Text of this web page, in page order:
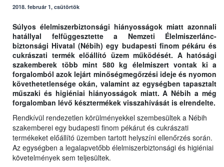
2018. február 1, csütörtök
Súlyos élelmiszerbiztonsági hiányosságok miatt azonnali
hatállyal felfüggesztette a Nemzeti Élelmiszerlánc-
biztonsági Hivatal (Nébih) egy budapesti finom pékáru és
cukrászati termék előállító üzem működését. A hatósági
szakemberek több mint 580 kg élelmiszert vontak ki a
forgalomból azok lejárt minőségmegőrzési ideje és nyomon
követhetetlensége okán, valamint az egységben tapasztalt
műszaki és higiéniai hiányosságok miatt. A Nébih a még
forgalomban lévő késztermékek visszahívását is elrendelte.
Rendkívül rendezetlen körülményekkel szembesültek a Nébih
szakemberei egy budapesti finom pékárut és cukrászati
termékeket előállító üzemben tartott helyszíni ellenőrzés során.
Az egységben a legalapvetőbb élelmiszerbiztonsági és higiéniai
követelmények sem teljesültek.